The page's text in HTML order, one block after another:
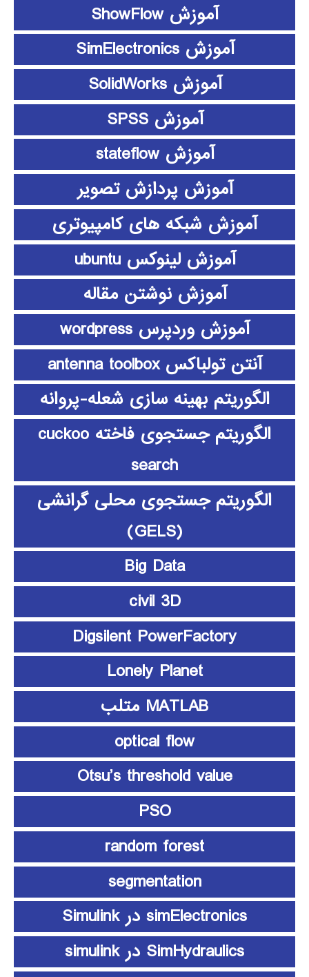
آموزش ShowFlow
آموزش SimElectronics
آموزش SolidWorks
آموزش SPSS
آموزش stateflow
آموزش پردازش تصویر
آموزش شبکه های کامپیوتری
آموزش لینوکس ubuntu
آموزش نوشتن مقاله
آموزش وردپرس wordpress
آنتن تولباکس antenna toolbox
الگوریتم بهینه سازی شعله-پروانه
الگوریتم جستجوی فاخته cuckoo
search
الگوریتم جستجوی محلی گرانشی
(GELS)
Big Data
civil 3D
Digsilent PowerFactory
Lonely Planet
MATLAB متلب
optical flow
Otsu’s threshold value
PSO
random forest
segmentation
simElectronics در Simulink
SimHydraulics در simulink